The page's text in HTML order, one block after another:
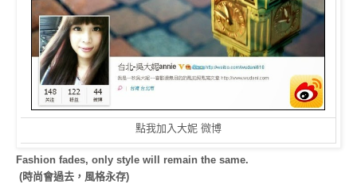
點我加入大妮 微博
Fashion fades, only style will remain the same.
(時尚會過去，風格永存)